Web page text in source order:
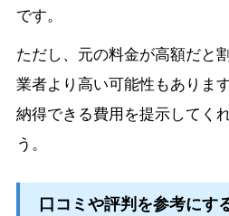
です。
ただし、元の料金が高額だと
業者より高い可能性もありま
納得できる費用を提示してく
う。
口コミや評判を参考にす